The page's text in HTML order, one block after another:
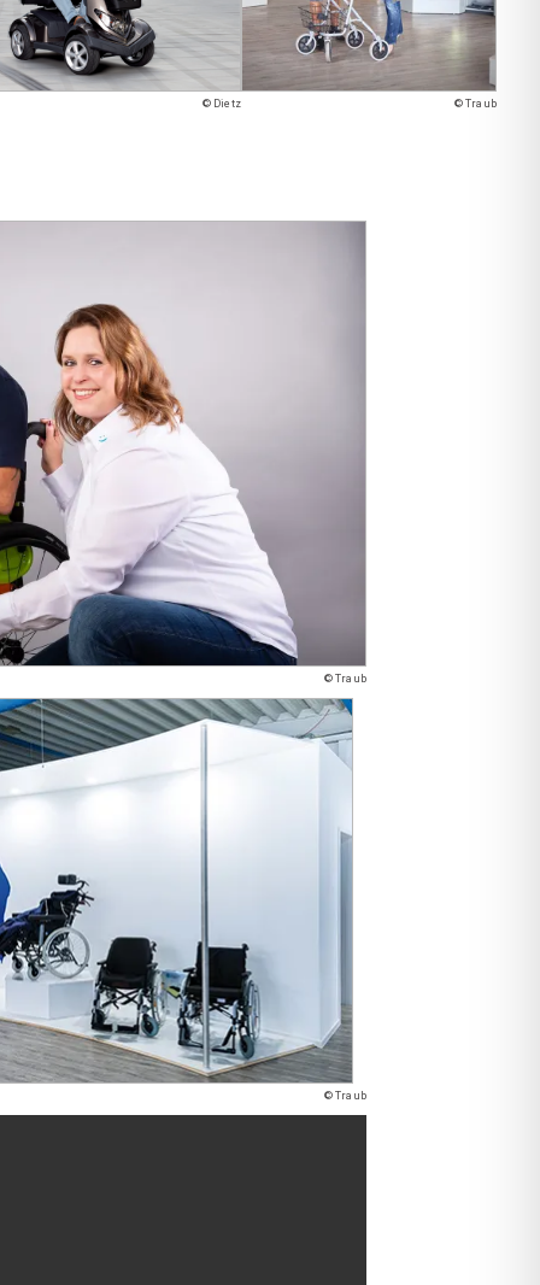
© Dietz © Traub
© Traub
© Traub